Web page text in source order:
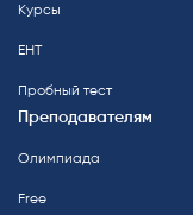
Курсы
ЕНТ
Пробный тест
Преподавателям
Олимпиада
Free